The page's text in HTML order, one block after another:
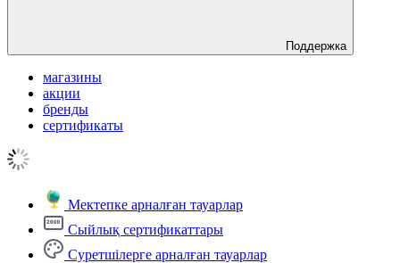
Поддержка
магазины
акции
бренды
сертификаты
Мектепке арналған тауарлар
Сыйлық сертификаттары
Суретшілерге арналған тауарлар